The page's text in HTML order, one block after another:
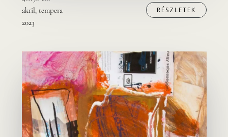
akril, tempera
2023
RÉSZLETEK